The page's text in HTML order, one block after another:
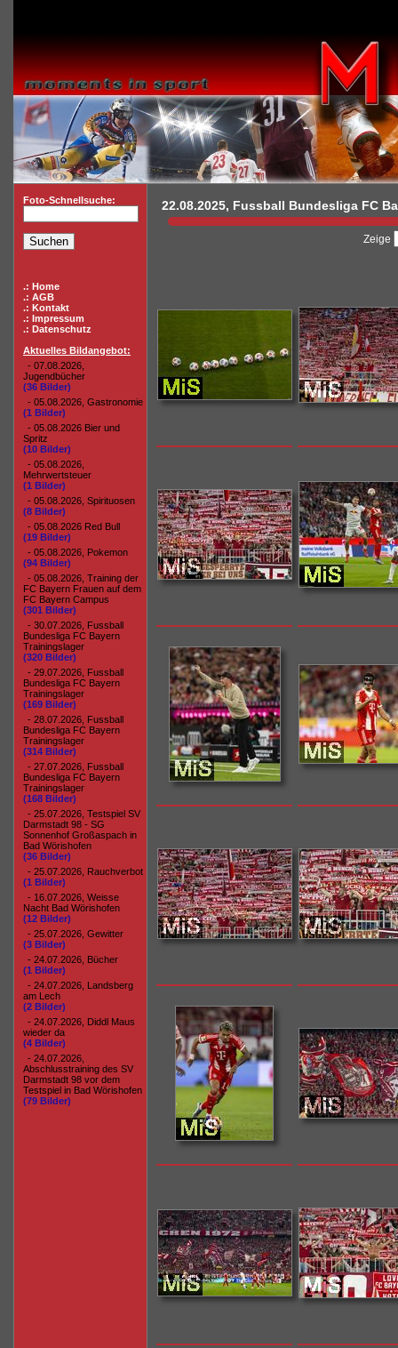
Foto-Schnellsuche:
.: Home
.: AGB
.: Kontakt
.: Impressum
.: Datenschutz
Aktuelles Bildangebot:
- 07.08.2026,
Jugendbücher
(36 Bilder)
- 05.08.2026, Gastronomie
(1 Bilder)
- 05.08.2026 Bier und
Spritz
(10 Bilder)
- 05.08.2026,
Mehrwertsteuer
(1 Bilder)
- 05.08.2026, Spirituosen
(8 Bilder)
- 05.08.2026 Red Bull
(19 Bilder)
- 05.08.2026, Pokemon
(94 Bilder)
- 05.08.2026, Training der
FC Bayern Frauen auf dem
FC Bayern Campus
(301 Bilder)
- 30.07.2026, Fussball
Bundesliga FC Bayern
Trainingslager
(320 Bilder)
- 29.07.2026, Fussball
Bundesliga FC Bayern
Trainingslager
(169 Bilder)
- 28.07.2026, Fussball
Bundesliga FC Bayern
Trainingslager
(314 Bilder)
- 27.07.2026, Fussball
Bundesliga FC Bayern
Trainingslager
(168 Bilder)
- 25.07.2026, Testspiel SV
Darmstadt 98 - SG
Sonnenhof Großaspach in
Bad Wörishofen
(36 Bilder)
- 25.07.2026, Rauchverbot
(1 Bilder)
- 16.07.2026, Weisse
Nacht Bad Wörishofen
(12 Bilder)
- 25.07.2026, Gewitter
(3 Bilder)
- 24.07.2026, Bücher
(1 Bilder)
- 24.07.2026, Landsberg
am Lech
(2 Bilder)
- 24.07.2026, Diddl Maus
wieder da
(4 Bilder)
- 24.07.2026,
Abschlusstraining des SV
Darmstadt 98 vor dem
Testspiel in Bad Wörishofen
(79 Bilder)
22.08.2025, Fussball Bundesliga FC
Zeige